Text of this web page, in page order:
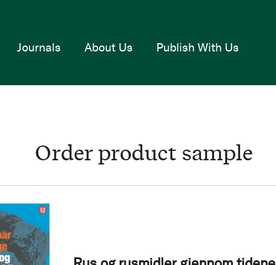
Journals About Us Publish With Us
Order product sample